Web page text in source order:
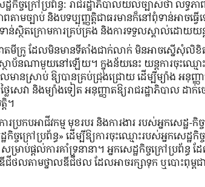
ច្ចក្រៅប្រព័ន្ធ: រាជរដ្ឋាភិបាលយល់ច្បាស់ថា លទ្ធភា
មច្បាប់ និងបទប្បញ្ញត្តិ​ជាធរមានក៏នៅពុំទាន់អាចធ្វើ
ទាន់ស្ថិតក្រោមការគ្រប់គ្រង និងការទទួលស្គាល់ដោ
ខ្នាតមីក្រូ ដែលមិនមានទីតាំងជាក់លាក់ មិនអាចស្នើសុំ
ាប័នណាមួយនៅឡើយ។ ក្នុងន័យនេះ យន្តការចុះឈ្មោះអ្ន
មានស្រាប់ ឱ្យបានគ្រប់ជ្រុងជ្រោយ ដើម្បីម្យ៉ាង អនុញ្ញ
ា និងម្យ៉ាងទៀត អនុញ្ញាតឱ្យរាជរដ្ឋាភិបាល ដាក់ចេ
តិ។
រកបអាជីវកម្ម មុខរបរ និងការងារ របស់អ្នកសេដ្ឋ-កិច្
កិច្ចក្រៅប្រព័ន្ធ» ដើម្បីឱ្យការចុះឈ្មោះរបស់អ្នកសេដ្
ាប់ផ្តល់ការគាំទ្រនានា។ អ្នកសេដ្ឋកិច្ចក្រៅប្រព័ន្ធ
ង់ឌីជីថលតាមថ្នាលឌីជីថល ដែលអាចរក្សាទុក ឬបោះពុម្ព